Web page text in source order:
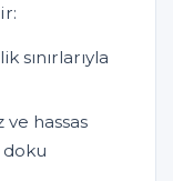
sınırlarıyla
hassas